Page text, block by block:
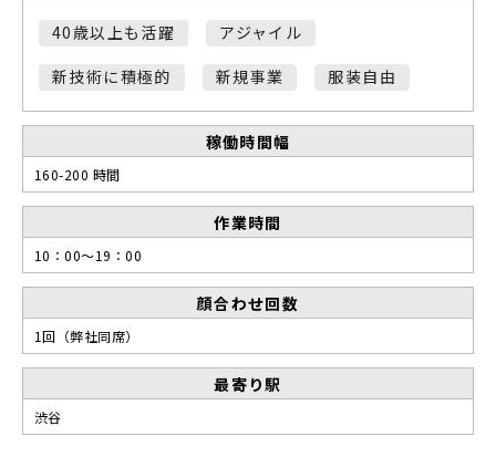
40歳以上も活躍
アジャイル
新技術に積極的
新規事業 服装自由
稼働時間幅
160-200 時間
作業時間
10：00〜19：00
顔合わせ回数
1回（弊社同席）
最寄り駅
渋谷